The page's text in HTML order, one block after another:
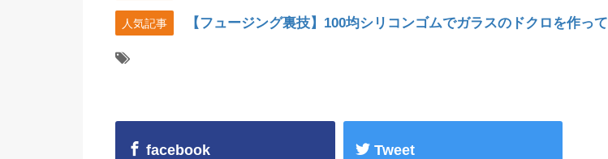
人気記事 【フュージング裏技】100均シリコンゴムでガラスのドクロを作っ
facebook Tweet